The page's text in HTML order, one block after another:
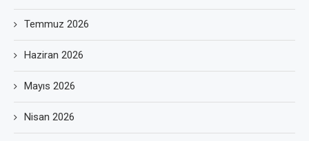
Temmuz 2026
Haziran 2026
Mayıs 2026
Nisan 2026